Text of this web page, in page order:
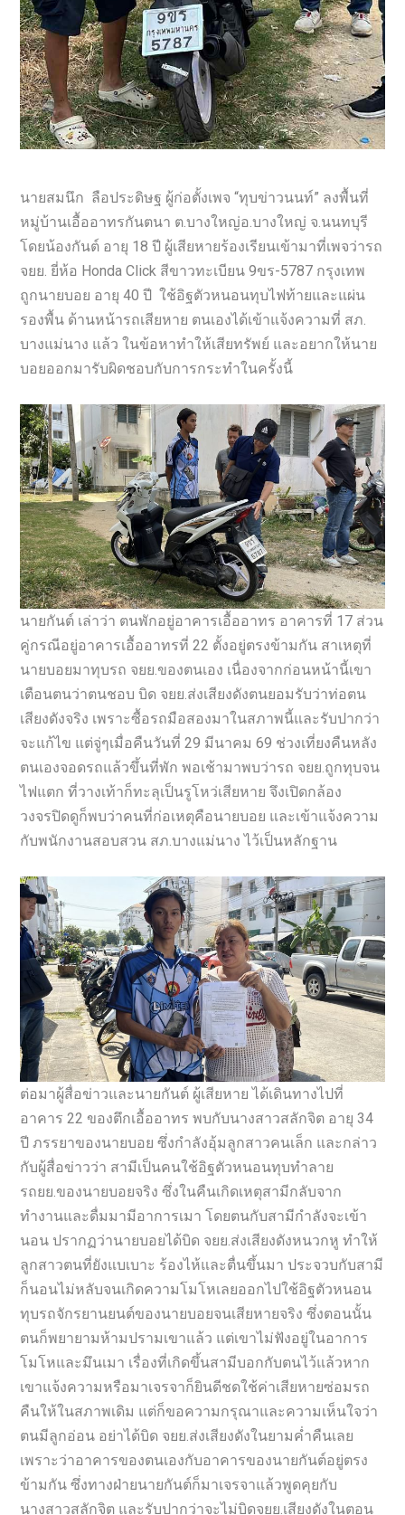
นายสมนึก ลือประดิษฐ ผู้ก่อตั้งเพจ “ทุบข่าวนนท์” ลงพื้นที่
หมู่บ้านเอื้ออาทรกันตนา ต.บางใหญ่อ.บางใหญ่ จ.นนทบุรี
โดยน้องกันต์ อายุ 18 ปี ผู้เสียหายร้องเรียนเข้ามาที่เพจว่ารถ
จยย. ยี่ห้อ Honda Click สีขาวทะเบียน 9ขร-5787 กรุงเทพ
ถูกนายบอย อายุ 40 ปี ใช้อิฐตัวหนอนทุบไฟท้ายและแผ่น
รองพื้น ด้านหน้ารถเสียหาย ตนเองได้เข้าแจ้งความที่ สภ.
บางแม่นาง แล้ว ในข้อหาทำให้เสียทรัพย์ และอยากให้นาย
บอยออกมารับผิดชอบกับการกระทำในครั้งนี้
นายกันต์ เล่าว่า ตนพักอยู่อาคารเอื้ออาทร อาคารที่ 17 ส่วน
คู่กรณีอยู่อาคารเอื้ออาทรที่ 22 ตั้งอยู่ตรงข้ามกัน สาเหตุที่
นายบอยมาทุบรถ จยย.ของตนเอง เนื่องจากก่อนหน้านี้เขา
เตือนตนว่าตนชอบ บิด จยย.ส่งเสียงดังตนยอมรับว่าท่อตน
เสียงดังจริง เพราะซื้อรถมือสองมาในสภาพนี้และรับปากว่า
จะแก้ไข แต่จู่ๆเมื่อคืนวันที่ 29 มีนาคม 69 ช่วงเที่ยงคืนหลัง
ตนเองจอดรถแล้วขึ้นที่พัก พอเช้ามาพบว่ารถ จยย.ถูกทุบจน
ไฟแตก ที่วางเท้าก็ทะลุเป็นรูโหว่เสียหาย จึงเปิดกล้อง
วงจรปิดดูก็พบว่าคนที่ก่อเหตุคือนายบอย และเข้าแจ้งความ
กับพนักงานสอบสวน สภ.บางแม่นาง ไว้เป็นหลักฐาน
ต่อมาผู้สื่อข่าวและนายกันต์ ผู้เสียหาย ได้เดินทางไปที่
อาคาร 22 ของตึกเอื้ออาทร พบกับนางสาวสลักจิต อายุ 34
ปี ภรรยาของนายบอย ซึ่งกำลังอุ้มลูกสาวคนเล็ก และกล่าว
กับผู้สื่อข่าวว่า สามีเป็นคนใช้อิฐตัวหนอนทุบทำลาย
รถยย.ของนายบอยจริง ซึ่งในคืนเกิดเหตุสามีกลับจาก
ทำงานและดื่มมามีอาการเมา โดยตนกับสามีกำลังจะเข้า
นอน ปรากฏว่านายบอยได้บิด จยย.ส่งเสียงดังหนวกหู ทำให้
ลูกสาวตนที่ยังแบเบาะ ร้องไห้และตื่นขึ้นมา ประจวบกับสามี
ก็นอนไม่หลับจนเกิดความโมโหเลยออกไปใช้อิฐตัวหนอน
ทุบรถจักรยานยนต์ของนายบอยจนเสียหายจริง ซึ่งตอนนั้น
ตนก็พยายามห้ามปรามเขาแล้ว แต่เขาไม่ฟังอยู่ในอาการ
โมโหและมึนเมา เรื่องที่เกิดขึ้นสามีบอกกับตนไว้แล้วหาก
เขาแจ้งความหรือมาเจรจาก็ยินดีชดใช้ค่าเสียหายซ่อมรถ
คืนให้ในสภาพเดิม แต่ก็ขอความกรุณาและความเห็นใจว่า
ตนมีลูกอ่อน อย่าได้บิด จยย.ส่งเสียงดังในยามค่ำคืนเลย
เพราะว่าอาคารของตนเองกับอาคารของนายกันต์อยู่ตรง
ข้ามกัน ซึ่งทางฝ่ายนายกันต์ก็มาเจรจาแล้วพูดคุยกับ
นางสาวสลักจิต และรับปากว่าจะไม่บิดจยย.เสียงดังในตอน